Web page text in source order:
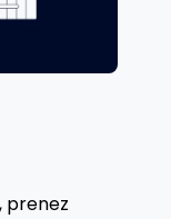
prenez